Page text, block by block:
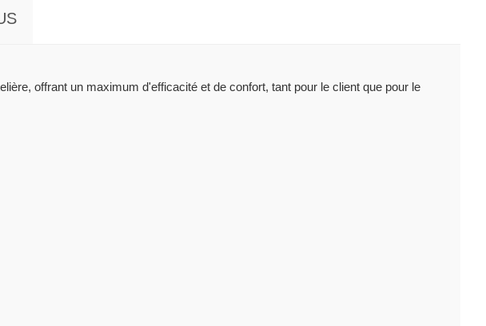
offrant un maximum d'efficacité et de confort, tant pour le client que pour le